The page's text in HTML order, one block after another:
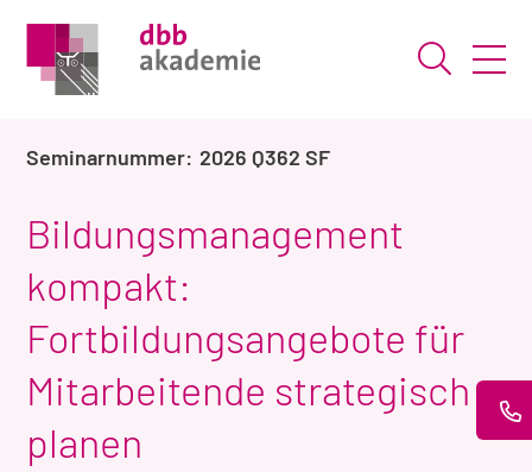
Suche
2026 Q362 SF
Bildungsmanagement
kompakt:
Fortbildungsangebote für
Mitarbeitende strategisch
planen